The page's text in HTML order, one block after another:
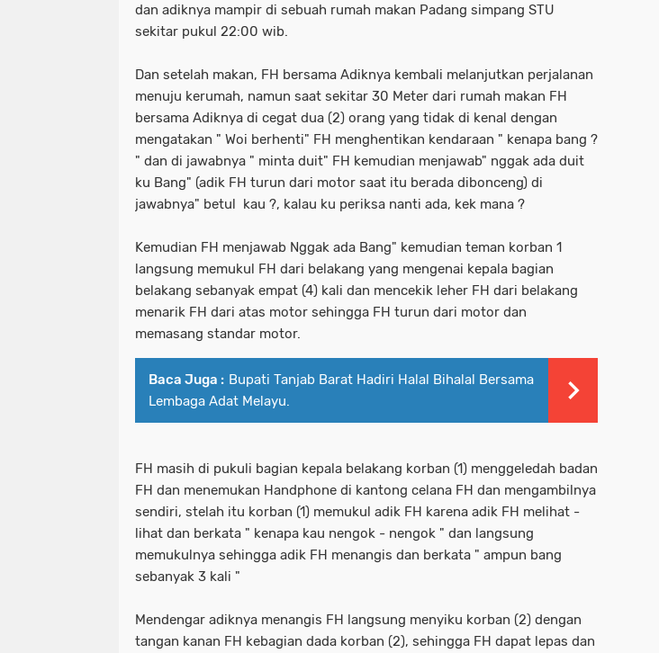
dan adiknya mampir di sebuah rumah makan Padang simpang STU
sekitar pukul 22:00 wib.
Dan setelah makan, FH bersama Adiknya kembali melanjutkan perjalanan
menuju kerumah, namun saat sekitar 30 Meter dari rumah makan FH
bersama Adiknya di cegat dua (2) orang yang tidak di kenal dengan
mengatakan " Woi berhenti" FH menghentikan kendaraan " kenapa bang ?
" dan di jawabnya " minta duit" FH kemudian menjawab" nggak ada duit
ku Bang" (adik FH turun dari motor saat itu berada dibonceng) di
jawabnya" betul kau ?, kalau ku periksa nanti ada, kek mana ?
Kemudian FH menjawab Nggak ada Bang" kemudian teman korban 1
langsung memukul FH dari belakang yang mengenai kepala bagian
belakang sebanyak empat (4) kali dan mencekik leher FH dari belakang
menarik FH dari atas motor sehingga FH turun dari motor dan
memasang standar motor.
Baca Juga : Bupati Tanjab Barat Hadiri Halal Bihalal Bersama
Lembaga Adat Melayu.
FH masih di pukuli bagian kepala belakang korban (1) menggeledah badan
FH dan menemukan Handphone di kantong celana FH dan mengambilnya
sendiri, stelah itu korban (1) memukul adik FH karena adik FH melihat -
lihat dan berkata " kenapa kau nengok - nengok " dan langsung
memukulnya sehingga adik FH menangis dan berkata " ampun bang
sebanyak 3 kali "
Mendengar adiknya menangis FH langsung menyiku korban (2) dengan
tangan kanan FH kebagian dada korban (2), sehingga FH dapat lepas dan